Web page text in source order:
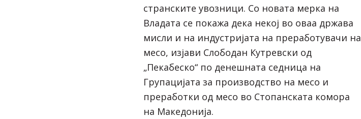
странските увозници. Со новата мерка на
Владата се покажа дека некој во оваа држава
мисли и на индустријата на преработувачи на
месо, изјави Слободан Кутревски од
„Пекабеско“ по денешната седница на
Групацијата за производство на месо и
преработки од месо во Стопанската комора
на Македонија.